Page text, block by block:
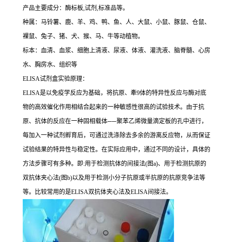
产品主要成分：酶标板,试剂 ,标准品等。
种属：马铃薯、鹿、羊、鸡、鸭、鱼、人、大鼠、小鼠、豚鼠、仓鼠、
裸鼠、兔子、猪、犬、猴、马、牛等动植物。
标本：血清、血浆、细胞上清液、尿液、体液、灌洗液、脑脊髓、心房
水、胸房水、组织等
ELISA试剂盒实验原理：
ELISA是以免疫学反应为基础，将抗原、牽9体的特异性反应与酶对底
物的高效催化作用相结合起来的一种敏感性很高的试验技术。由于抗
原、抗体的反应在一种固相载体──聚苯乙烯微量滴定板的孔中进行，
每加入一种试剂孵育后，可通过洗涤除去多余的游离反应物，从而保证
试验结果的特异性与稳定性。在实际应用中，通过不同的设计，具体的
方法步骤可有多种。即:用于检测抗体的间接法(图a)、用于检测抗原的
双抗体夹心法(图b)以及用于检测小分子抗原或半抗原的抗原竞争法等
等。比较常用的是ELISA双抗体夹心法及ELISA间接法。